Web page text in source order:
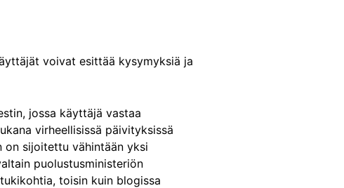
voivat esittää kysymyksiä ja
jossa käyttäjä vastaa
virheellisissä päivityksissä
on sijoitettu vähintään yksi
puolustusministeriön
toisin kuin blogissa